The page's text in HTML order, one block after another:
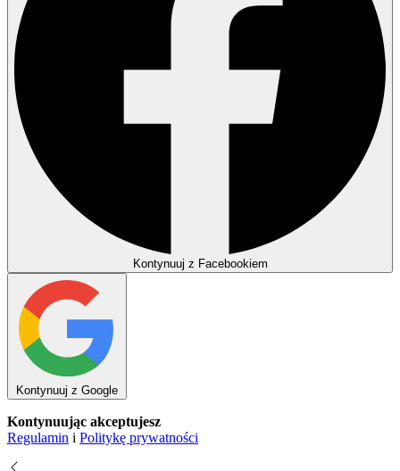
Kontynuuj z Facebookiem
Kontynuuj z Google
Kontynuując akceptujesz
Regulamin i Politykę prywatności